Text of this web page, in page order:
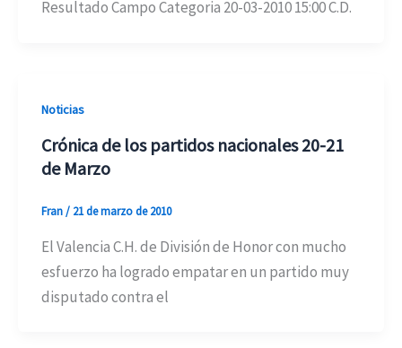
Resultado Campo Categoria 20-03-2010 15:00 C.D.
Noticias
Crónica de los partidos nacionales 20-21
de Marzo
Fran/ 21 de marzo de 2010
El Valencia C.H. de División de Honor con mucho
esfuerzo ha logrado empatar en un partido muy
disputado contra el